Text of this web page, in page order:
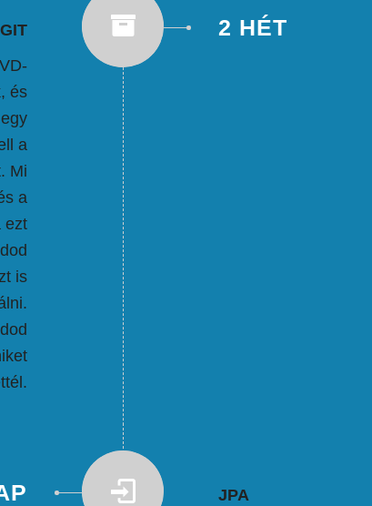
GIT
és
a
Mi
a
ezt
is
2 HÉT
JPA